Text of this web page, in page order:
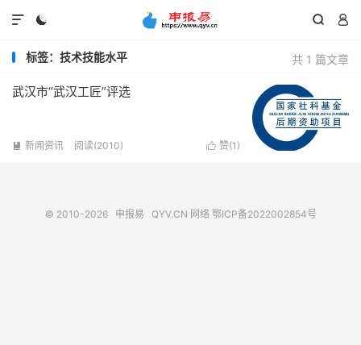
  

共 1 篇文章
标签：技术技能水平
武汉市“武汉工匠”评选
 赞(1 )
 新闻资讯 阅读(2010)
© 2010-2026 申报易 QYV.CN 网络 鄂ICP备2022002854号